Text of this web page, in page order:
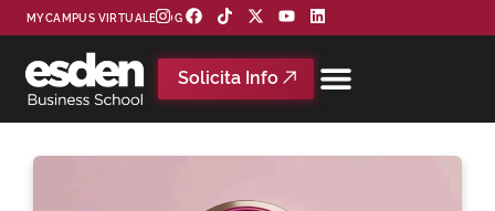
MYCAMPUS VIRTUAL BLOG
Solicita Info